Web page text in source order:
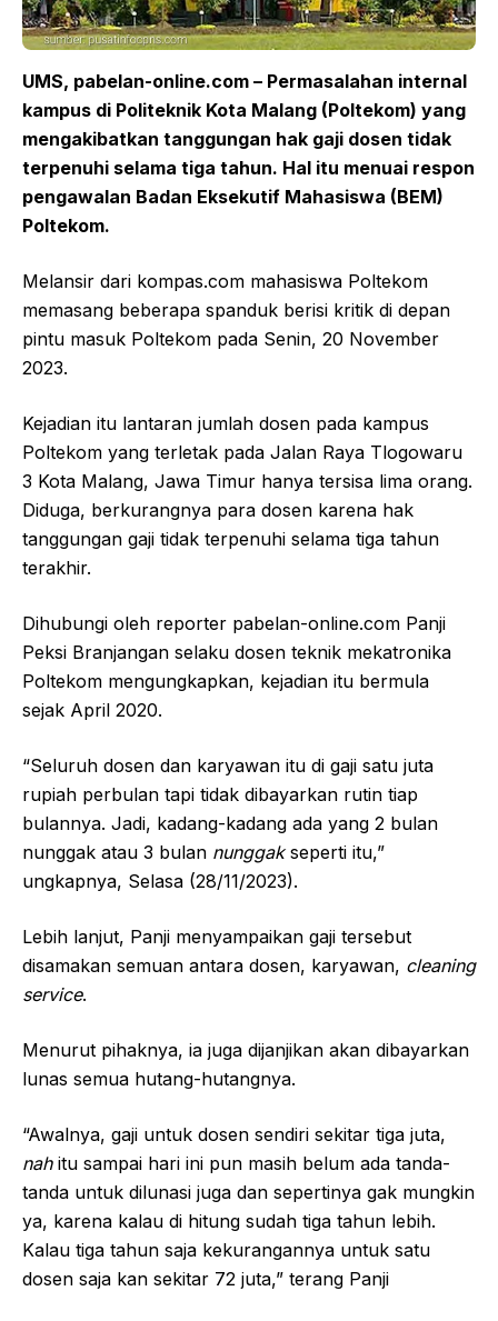
UMS, pabelan-online.com – Permasalahan internal
kampus di Politeknik Kota Malang (Poltekom) yang
mengakibatkan tanggungan hak gaji dosen tidak
terpenuhi selama tiga tahun. Hal itu menuai respon
pengawalan Badan Eksekutif Mahasiswa (BEM)
Poltekom.
Melansir dari kompas.com mahasiswa Poltekom
memasang beberapa spanduk berisi kritik di depan
pintu masuk Poltekom pada Senin, 20 November
2023.
Kejadian itu lantaran jumlah dosen pada kampus
Poltekom yang terletak pada Jalan Raya Tlogowaru
3 Kota Malang, Jawa Timur hanya tersisa lima orang.
Diduga, berkurangnya para dosen karena hak
tanggungan gaji tidak terpenuhi selama tiga tahun
terakhir.
Dihubungi oleh reporter pabelan-online.com Panji
Peksi Branjangan selaku dosen teknik mekatronika
Poltekom mengungkapkan, kejadian itu bermula
sejak April 2020.
“Seluruh dosen dan karyawan itu di gaji satu juta
rupiah perbulan tapi tidak dibayarkan rutin tiap
bulannya. Jadi, kadang-kadang ada yang 2 bulan
nunggak atau 3 bulan nunggakseperti itu,”
ungkapnya, Selasa (28/11/2023).
Lebih lanjut, Panji menyampaikan gaji tersebut
disamakan semuan antara dosen, karyawan, cleaning
service.
Menurut pihaknya, ia juga dijanjikan akan dibayarkan
lunas semua hutang-hutangnya.
“Awalnya, gaji untuk dosen sendiri sekitar tiga juta,
nahitu sampai hari ini pun masih belum ada tanda-
tanda untuk dilunasi juga dan sepertinya gak mungkin
ya, karena kalau di hitung sudah tiga tahun lebih.
Kalau tiga tahun saja kekurangannya untuk satu
dosen saja kan sekitar 72 juta,” terang Panji